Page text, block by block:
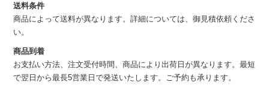
送料条件
商品によって送料が異なります。詳細については、御見積依頼くださ
い。
商品到着
お支払い方法、注文受付時間、商品により出荷日が異なります。最短
で翌日から最長5営業日で発送いたします。ご予約も承ります。